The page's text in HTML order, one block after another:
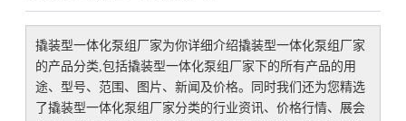
撬装型一体化泵组厂家为你详细介绍撬装型一体化泵组厂家
的产品分类,包括撬装型一体化泵组厂家 下的所有产品的用
途、型号、范围、图片、新闻及价格。同时我们还为您精选
了撬装型一体化泵组厂家分类的行业资讯、价格行情、展会